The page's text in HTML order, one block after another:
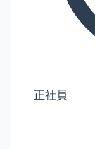
正社員